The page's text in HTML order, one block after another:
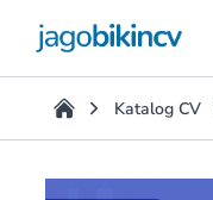
Katalog CV